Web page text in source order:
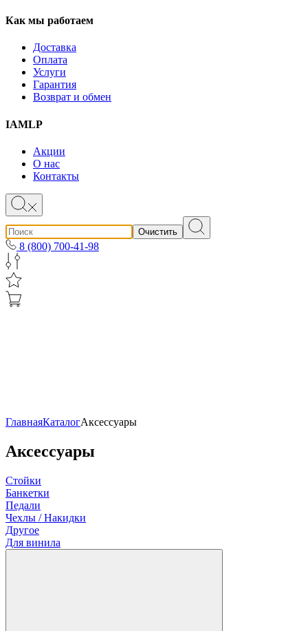
Как мы работаем
Доставка
Оплата
Услуги
Гарантия
Возврат и обмен
IAMLP
Акции
О нас
Контакты
Очистить
8 (800) 700-41-98
ГлавнаяКаталогАксессуары
Аксессуары
Стойки
Банкетки
Педали
Чехлы / Накидки
Другое
Для винила